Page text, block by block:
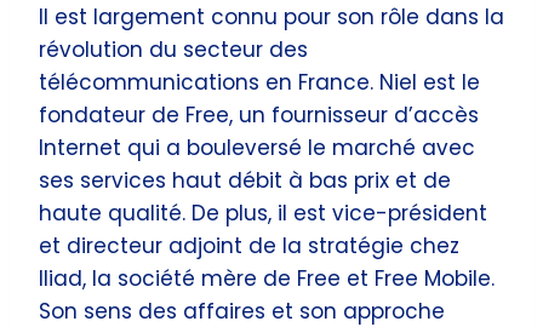
Il est largement connu pour son rôle dans la
révolution du secteur des
télécommunications en France. Niel est le
fondateur de Free, un fournisseur d’accès
Internet qui a bouleversé le marché avec
ses services haut débit à bas prix et de
haute qualité. De plus, il est vice-président
et directeur adjoint de la stratégie chez
Iliad, la société mère de Free et Free Mobile.
Son sens des affaires et son approche